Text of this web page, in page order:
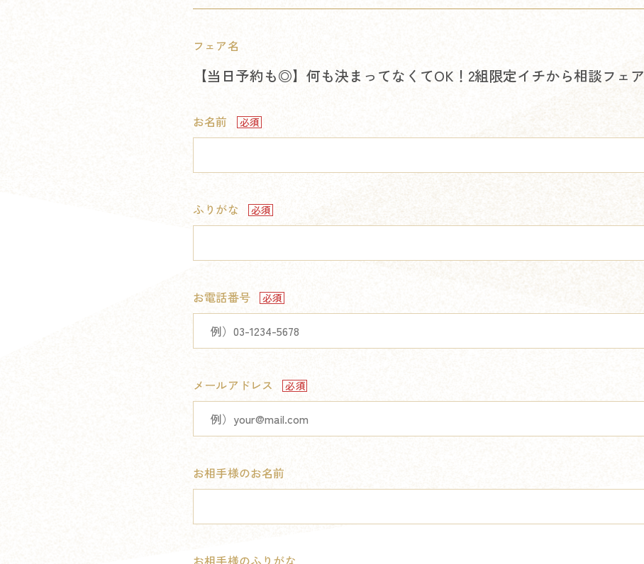
フェア名
【当日予約も◎】何も決まってなくてOK！2組限定イチから相談フェア
お名前
ふりがな
お電話番号
メールアドレス
お相手様のお名前
お相手様のふりがな